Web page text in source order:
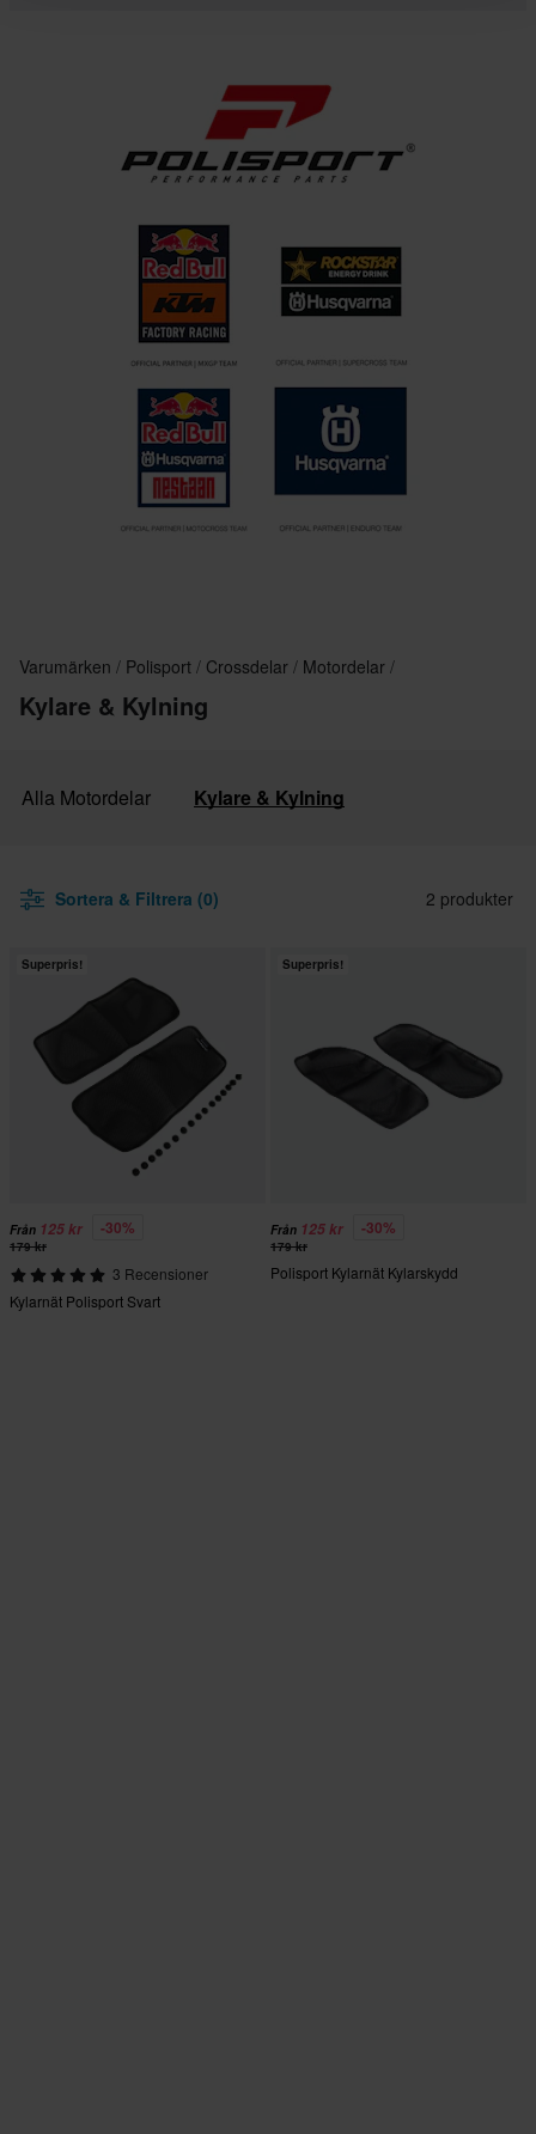
Varumärken Polisport Crossdelar Motordelar
Kylare & Kylning
Alla Motordelar Kylare & Kylning
Sortera & Filtrera (0) 2 produkter
Superpris!
Från 125 kr -30%
179 kr
3 Recensioner
Kylarnät Polisport Svart
Superpris!
Från 125 kr -30%
179 kr
Polisport Kylarnät Kylarskydd